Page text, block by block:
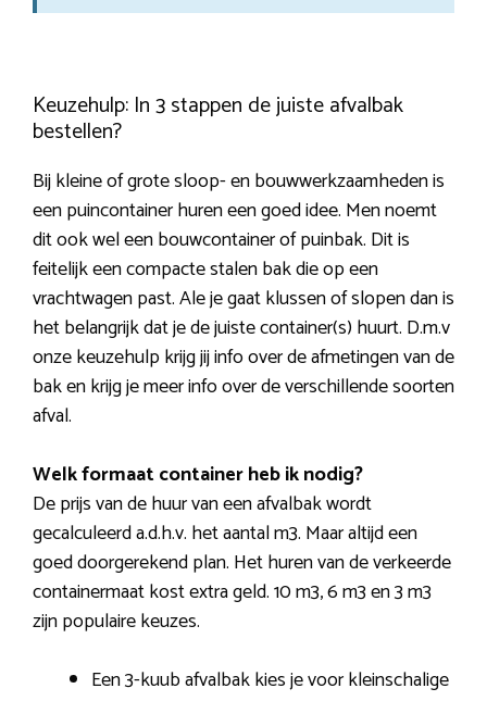
Keuzehulp: In 3 stappen de juiste afvalbak
bestellen?
Bij kleine of grote sloop- en bouwwerkzaamheden is
een puincontainer huren een goed idee. Men noemt
dit ook wel een bouwcontainer of puinbak. Dit is
feitelijk een compacte stalen bak die op een
vrachtwagen past. Ale je gaat klussen of slopen dan is
het belangrijk dat je de juiste container(s) huurt. D.m.v
onze keuzehulp krijg jij info over de afmetingen van de
bak en krijg je meer info over de verschillende soorten
afval.
Welk formaat container heb ik nodig?
De prijs van de huur van een afvalbak wordt
gecalculeerd a.d.h.v. het aantal m3. Maar altijd een
goed doorgerekend plan. Het huren van de verkeerde
containermaat kost extra geld. 10 m3, 6 m3 en 3 m3
zijn populaire keuzes.
Een 3-kuub afvalbak kies je voor kleinschalige